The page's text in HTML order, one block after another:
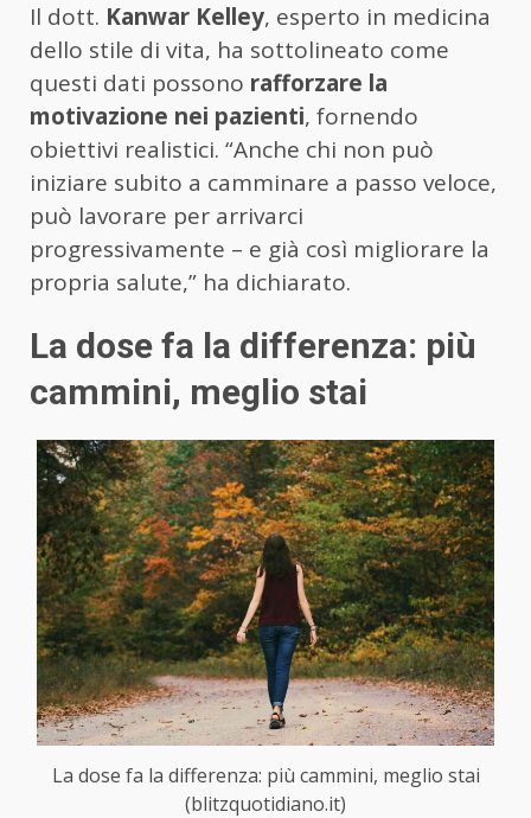
Il dott. Kanwar Kelley, esperto in medicina
dello stile di vita, ha sottolineato come
questi dati possono rafforzare la
motivazione nei pazienti, fornendo
obiettivi realistici. “Anche chi non può
iniziare subito a camminare a passo veloce,
può lavorare per arrivarci
progressivamente – e già così migliorare la
propria salute,” ha dichiarato.
La dose fa la differenza: più
cammini, meglio stai
La dose fa la differenza: più cammini, meglio stai
(blitzquotidiano.it)